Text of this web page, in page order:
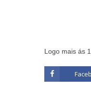
Logo mais ás